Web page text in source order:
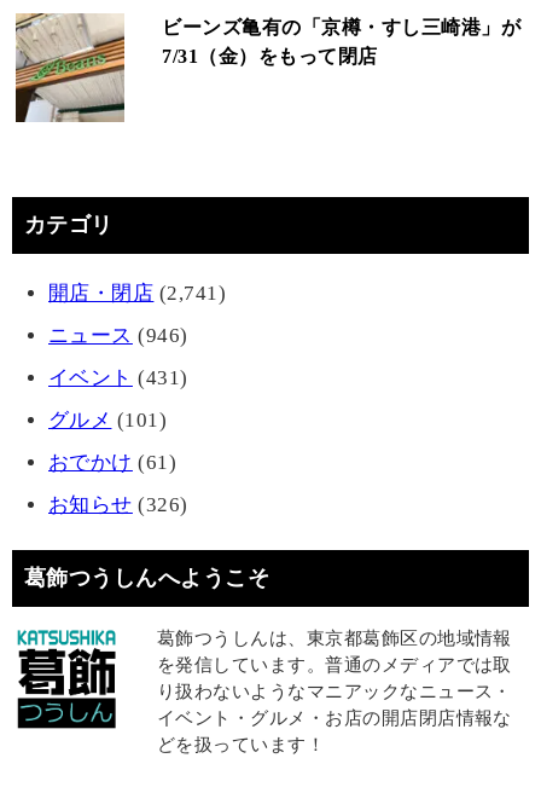
ビーンズ亀有の「京樽・すし三崎港」が
7/31（金）をもって閉店
カテゴリ
開店・閉店 (2,741)
ニュース (946)
イベント (431)
グルメ (101)
おでかけ (61)
お知らせ (326)
葛飾つうしんへようこそ
葛飾つうしんは、東京都葛飾区の地域情報
を発信しています。普通のメディアでは取
り扱わないようなマニアックなニュース・
イベント・グルメ・お店の開店閉店情報な
どを扱っています！